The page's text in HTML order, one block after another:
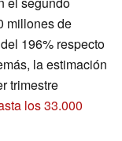
millones de
196% respecto
la estimación
trimestre
los 33.000